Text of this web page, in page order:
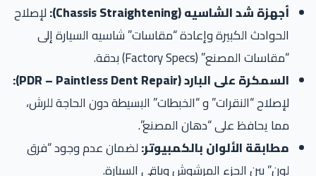
أجهزة شد الشاسيه (Chassis Straightening):
لإصلاح
الحوادث الكبيرة وإعادة “مقاسات” شاسيه السيارة إلى
“مقاسات المصنع” (Factory Specs) بدقة.
السمكرة على البارد (PDR – Paintless Dent Repair):
لإصلاح “النقرات” و “الخبطات” البسيطة دون الحاجة للرش،
مما يحافظ على “دهان المصنع”.
مطابقة الألوان بالكمبيوتر:لضمان عدم وجود “فرق
لون” بين الجزء المرشوش وباقي السيارة.